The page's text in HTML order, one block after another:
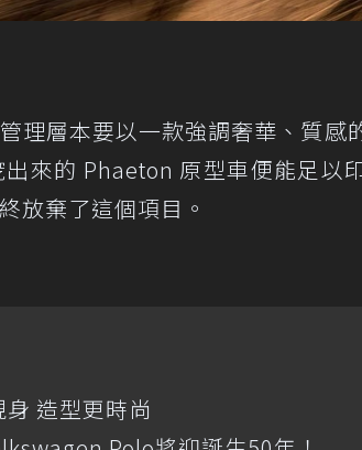
理層本要以一款強調奢華、質感
來的 Phaeton 原型車便能足以
放棄了這個項目。
造型更時尚